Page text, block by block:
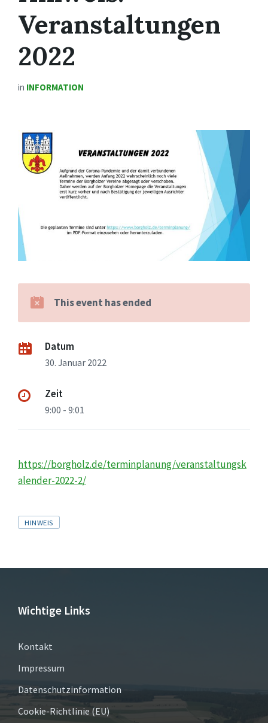
Veranstaltungen
2022
in INFORMATION
This event has ended
Datum
30. Januar 2022
Zeit
9:00 - 9:01
https://borgholz.de/terminplanung/veranstaltungsk
alender-2022-2/
Tags
HINWEIS
Wichtige Links
Kontakt
Impressum
Datenschutzinformation
Cookie-Richtlinie (EU)